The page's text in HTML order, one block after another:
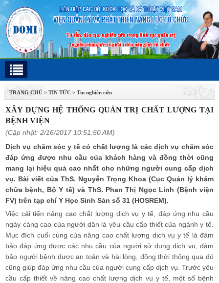
TRANG CHỦ > TIN TỨC > Tin nghiên cứu
XÂY DỰNG HỆ THỐNG QUẢN TRỊ CHẤT LƯỢNG TẠI
BỆNH VIỆN
(Cập nhật: 2/16/2017 10:51:50 AM)
Dịch vụ chăm sóc y tế có chất lượng là các dịch vụ chăm sóc
đáp ứng được nhu cầu của khách hàng và đồng thời cũng
mang lại hiệu quả cao nhất cho những người cung cấp dịch
vụ. Bài viết của ThS. Nguyễn Trọng Khoa (Cục Quản lý khám
chữa bệnh, Bộ Y tế) và ThS. Phan Thị Ngọc Linh (Bệnh viện
FV) trên tạp chí Y Học Sinh Sản số 31 (HOSREM).
Việc cải tiến nâng cao chất lượng dịch vụ y tế, đáp ứng nhu cầu
ngày càng cao của người dân là yêu cầu cấp thiết của ngành y tế.
Mục đích cuối cùng của nâng cao chất lượng dịch vụ y tế là đảm
bảo đáp ứng được các nhu cầu của người sử dụng dịch vụ, đảm
bảo người bệnh được an toàn và hài lòng, đồng thời thông qua đó
cũng giúp đáp ứng nhu cầu của người cung cấp dịch vụ. Trước yêu
cầu cấp thiết về nâng cao chất lượng dịch vụ y tế, một số bệnh